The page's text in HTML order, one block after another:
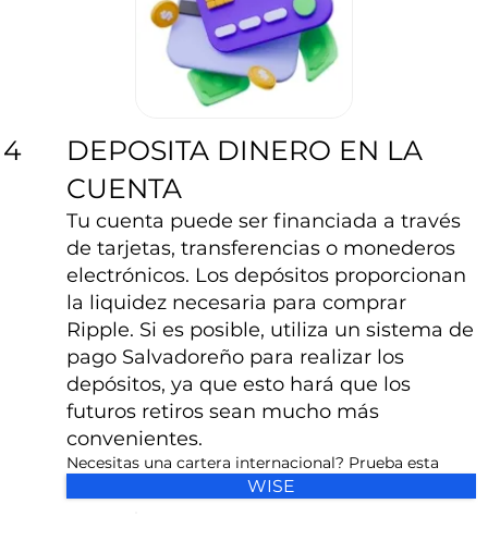
4
DEPOSITA DINERO EN LA
CUENTA
Tu cuenta puede ser financiada a través
de tarjetas, transferencias o monederos
electrónicos. Los depósitos proporcionan
la liquidez necesaria para comprar
Ripple. Si es posible, utiliza un sistema de
pago Salvadoreño para realizar los
depósitos, ya que esto hará que los
futuros retiros sean mucho más
convenientes.
Necesitas una cartera internacional? Prueba esta
WISE